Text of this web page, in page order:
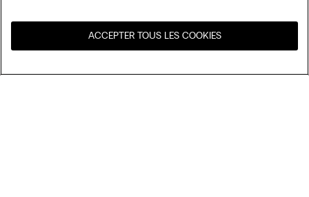
United States
ACCEPTER TOUS LES COOKIES